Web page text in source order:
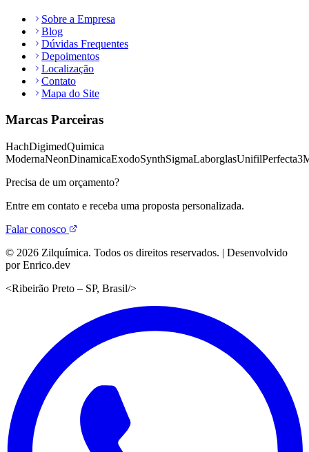
Sobre a Empresa
Blog
Dúvidas Frequentes
Depoimentos
Localização
Contato
Mapa do Site
Marcas Parceiras
HachDigimedQuimica
ModernaNeonDinamicaExodoSynthSigmaLaborglasUnifilPerfecta
Precisa de um orçamento?
Entre em contato e receba uma proposta personalizada.
Falar conosco
© 2026 Zilquímica. Todos os direitos reservados. | Desenvolvido
por Enrico.dev
<Ribeirão Preto – SP, Brasil/>